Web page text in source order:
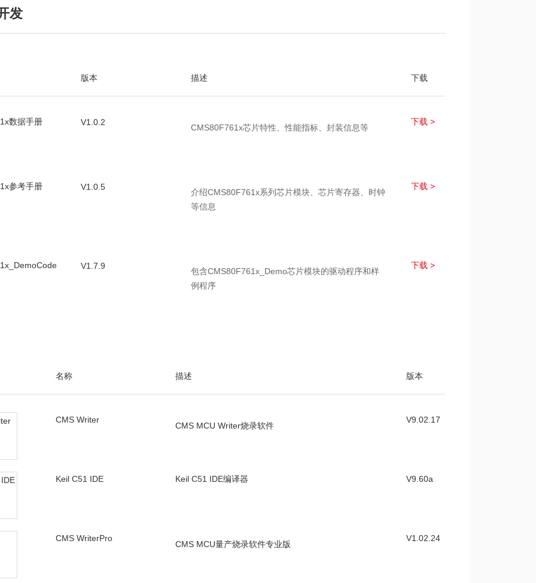
发
版本 描述 下载
数据手册 V1.0.2
CMS80F761x芯片特性、性能指标、封装信息等
下载 >
参考手册 V1.0.5
介绍CMS80F761x系列芯片模块、芯片寄存器、时钟
等信息
下载 >
V1.7.9
包含CMS80F761x_Demo芯片模块的驱动程序和样
例程序
下载 >
名称 描述 版本
CMS Writer
CMS MCU Writer烧录软件
V9.02.17
Keil C51 IDE Keil C51 IDE编译器 V9.60a
CMS WriterPro
CMS MCU量产烧录软件专业版
V1.02.24